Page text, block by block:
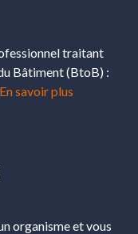
traitant
Bâtiment (BtoB) :
En savoir plus
organisme et vous